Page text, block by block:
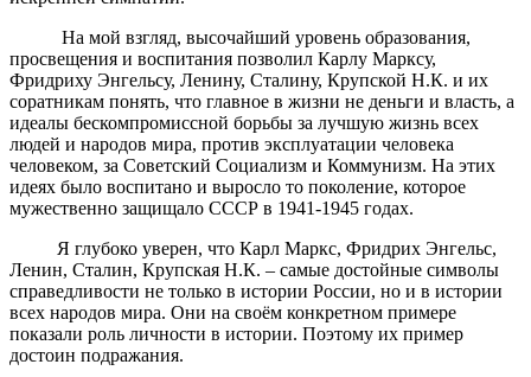
На мой взгляд, высочайший уровень образования,
просвещения и воспитания позволил Карлу Марксу,
Фридриху Энгельсу, Ленину, Сталину, Крупской Н.К. и их
соратникам понять, что главное в жизни не деньги и власть, а
идеалы бескомпромиссной борьбы за лучшую жизнь всех
людей и народов мира, против эксплуатации человека
человеком, за Советский Социализм и Коммунизм. На этих
идеях было воспитано и выросло то поколение, которое
мужественно защищало СССР в 1941-1945 годах.
Я глубоко уверен, что Карл Маркс, Фридрих Энгельс,
Ленин, Сталин, Крупская Н.К. – самые достойные символы
справедливости не только в истории России, но и в истории
всех народов мира. Они на своём конкретном примере
показали роль личности в истории. Поэтому их пример
достоин подражания.